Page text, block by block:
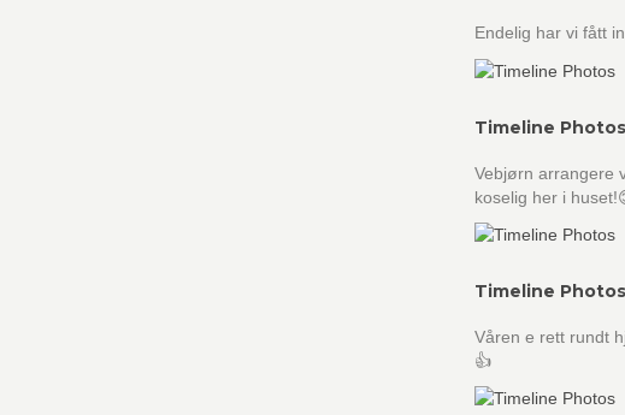
Endelig har vi fått
Timeline Photos
Vebjørn arrangere
koselig her i
Timeline Photos
Våren e rett rundt
👍